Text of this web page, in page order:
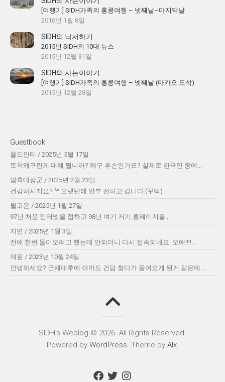
[여행기] SIDH가족의 홍콩여행 – 넷째날~마지막날
2016년 1월 8일
SIDH의 낙서하기
2015년 SIDH의 10대 뉴스
2015년 12월 31일
SIDH의 사는이야기
[여행기] SIDH가족의 홍콩여행 – 넷째날 (마카오 도착)
2015년 12월 28일
Guestbook
올드안티 / 2025년 5월 17일
토착왜구란게 대체 뭡니까? 왜구 후손인가요? 실제로 한국인 중에...
암흑대장군 / 2025년 2월 23일
건강하시지요? ^^ 오랫만에 안부 전하고 갑니다 (꾸벅)
윌고온 / 2025년 1월 27일
97년 처음 인터넷을 접하고 98년 여기 저기 홈페이지를...
지연 / 2025년 1월 3일
전에 한번 들어오려고 했는데 안되더니 다시 접속되네요. 오예!!!!...
재원 / 2023년 10월 24일
안녕하세요? 군제대후에 아마도 건담 찾다가 들어오게 된거 같은데....
SIDH′s Weblog © 2026. All Rights Reserved.
Powered by WordPress. Theme by Alx.